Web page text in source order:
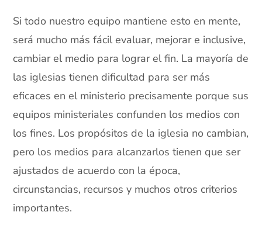
Si todo nuestro equipo mantiene esto en mente,
será mucho más fácil evaluar, mejorar e inclusive,
cambiar el medio para lograr el fin. La mayoría de
las iglesias tienen dificultad para ser más
eficaces en el ministerio precisamente porque sus
equipos ministeriales confunden los medios con
los fines. Los propósitos de la iglesia no cambian,
pero los medios para alcanzarlos tienen que ser
ajustados de acuerdo con la época,
circunstancias, recursos y muchos otros criterios
importantes.